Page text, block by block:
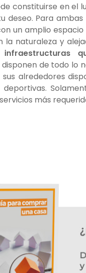
constituirse en el
deseo. Para
un amplio
la naturaleza y
de todo lo
sus alrededores
deportivas.
más